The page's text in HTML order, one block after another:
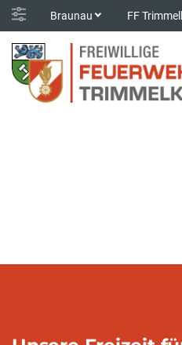
Braunau FF